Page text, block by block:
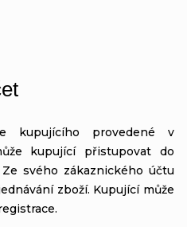
kupujícího provedené v
kupující přistupovat do
svého zákaznického účtu
zboží. Kupující může